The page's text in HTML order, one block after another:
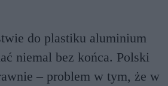
do plastiku aluminium
niemal bez końca. Polski
– problem w tym, że w